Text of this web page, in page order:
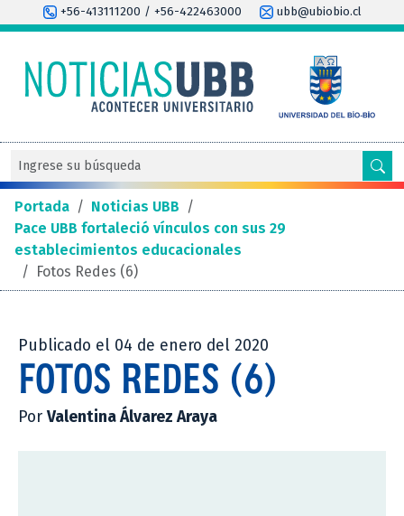
+56-413111200 / +56-422463000 ubb@ubiobio.cl
Portada / Noticias UBB /
Pace UBB fortaleció vínculos con sus 29
establecimientos educacionales
/ Fotos Redes (6)
Publicado el 04 de enero del 2020
FOTOS REDES (6)
PorValentina Álvarez Araya